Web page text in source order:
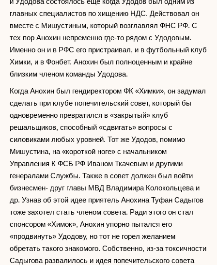
главных специалистов по хищению НДС. Действовал он
вместе с Мишустиным, который возглавлял ФНС РФ. С
тех пор Анохин непременно где-то рядом с Удодовым.
Именно он и в РФС его пристраивал, и в футбольный клуб
Химки, и в Фонбет. Анохин был полноценным и крайне
близким членом команды Удодова.
Когда Анохин был гендиректором ФК «Химки», он задумал
сделать при клубе попечительский совет, который бы
одновременно превратился в «закрытый» клуб
решальщиков, способный «сдвигать» вопросы с
силовиками любых уровней. Тот же Удодов, помимо
Мишустина, на «короткой ноге» с начальником
Управления К ФСБ РФ Иваном Ткачевым и другими
генералами Службы. Также в совет должен был войти
бизнесмен- друг главы МВД Владимира Колокольцева и
др. Узнав об этой идее приятель Анохина Туфан Садыгов
тоже захотел стать членом совета. Ради этого он стал
спонсором «Химок», Анохин упорно пытался его
«продвинуть» Удодову, но тот не горел желанием
обретать такого знакомого. Собственно, из-за токсичности
Садыгова развалилось и идея попечительского совета